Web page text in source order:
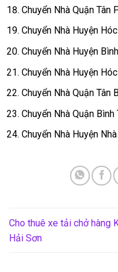
Chuyển Nhà Quận Tân
Chuyển Nhà Huyện
Chuyển Nhà Huyện
Chuyển Nhà Huyện
Chuyển Nhà Quận Tân
Chuyển Nhà Quận Bình
Chuyển Nhà Huyện
Cho thuê xe tải chở hàng
Hải Sơn